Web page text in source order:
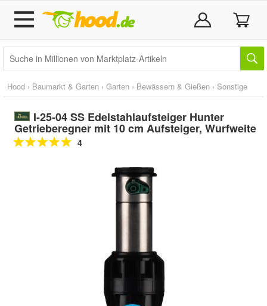
Hood › Baumarkt & Garten › Garten › Bewässern & Gießen › Sonstige
I-25-04 SS Edelstahlaufsteiger Hunter
Getrieberegner mit 10 cm Aufsteiger, Wurfweite
4